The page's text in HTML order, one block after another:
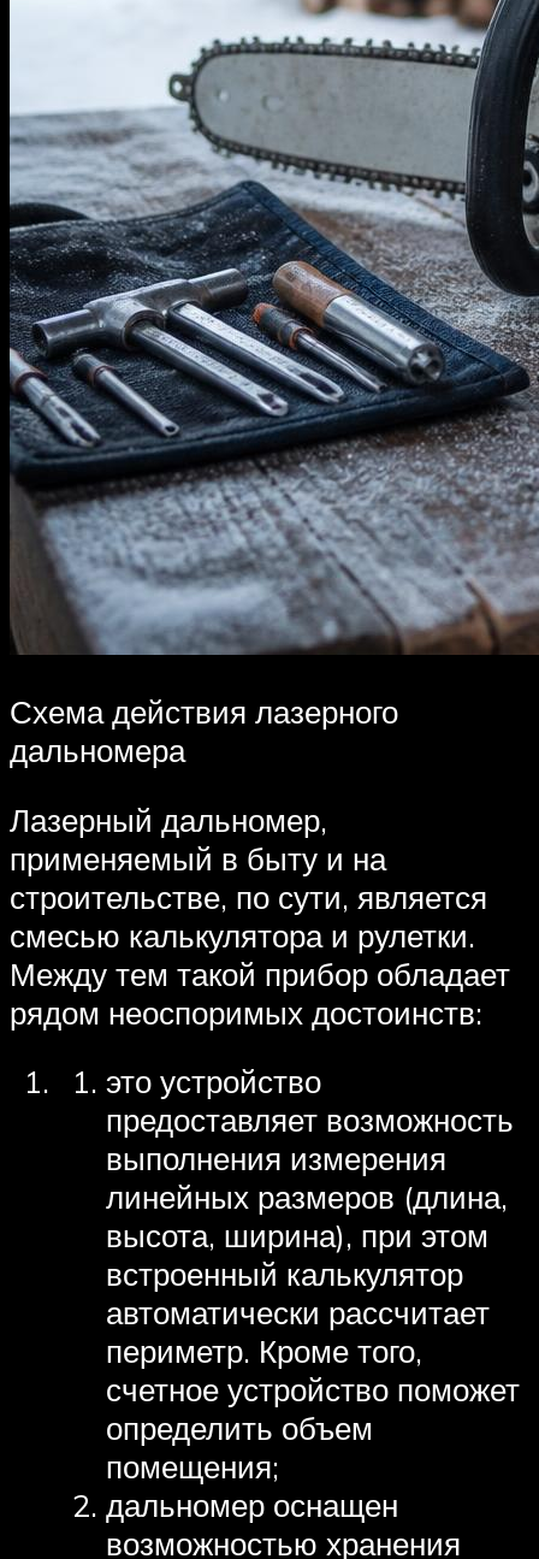
Схема действия лазерного
дальномера
Лазерный дальномер,
применяемый в быту и на
строительстве, по сути, является
смесью калькулятора и рулетки.
Между тем такой прибор обладает
рядом неоспоримых достоинств:
это устройство
предоставляет возможность
выполнения измерения
линейных размеров (длина,
высота, ширина), при этом
встроенный калькулятор
автоматически рассчитает
периметр. Кроме того,
счетное устройство поможет
определить объем
помещения;
дальномер оснащен
возможностью хранения